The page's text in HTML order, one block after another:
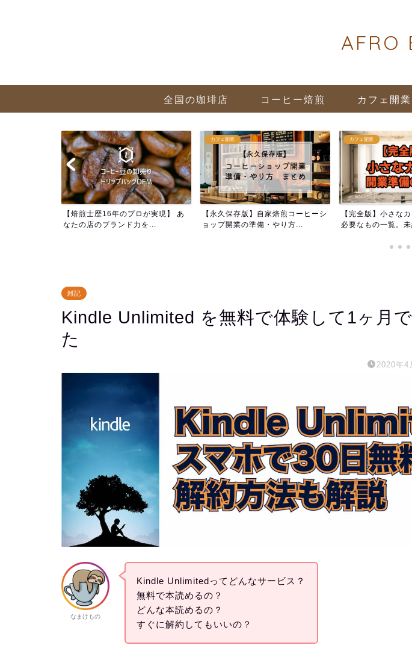
AFRO
全国の珈琲店 コーヒー焙煎 カフェ開業
【焙煎士歴16年のプロが実現】 あ
なたの店のブランド力を...
カフェ開業
【永久保存版】自家焙煎コーヒーシ
ョップ開業の準備・やり方...
カフェ開業
【完全版】小さな
必要なもの一覧。未
雑記
Kindle Unlimited を無料で体験して1ヶ月
た
2020年4
なまけもの
Kindle Unlimitedってどんなサービス？
無料で本読めるの？
どんな本読めるの？
すぐに解約してもいいの？